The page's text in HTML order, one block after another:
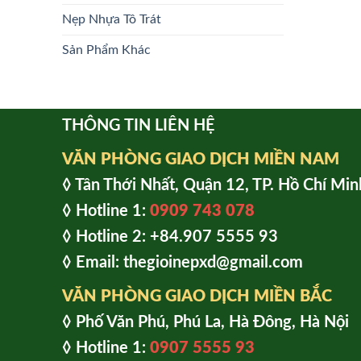
Nẹp Nhựa Tô Trát
Sản Phẩm Khác
THÔNG TIN LIÊN HỆ
VĂN PHÒNG GIAO DỊCH MIỀN NAM
◊ Tân Thới Nhất, Quận 12, TP. Hồ Chí
◊ Hotline 1: 0909 743 078
◊ Hotline 2: +84.907 5555 93
◊ Email: thegioinepxd@gmail.com
VĂN PHÒNG GIAO DỊCH MIỀN BẮC
◊ Phố Văn Phú, Phú La, Hà Đông, Hà Nội
◊ Hotline 1: 0907 5555 93